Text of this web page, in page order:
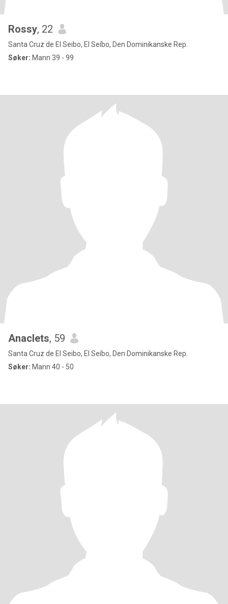
Rossy, 22
Santa Cruz de El Seibo, El Seíbo, Den Dominikanske Rep.
Søker: Mann 39 - 99
Anaclets, 59
Santa Cruz de El Seibo, El Seíbo, Den Dominikanske Rep.
Søker: Mann 40 - 50